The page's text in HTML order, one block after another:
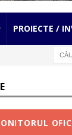
PROIECTE /